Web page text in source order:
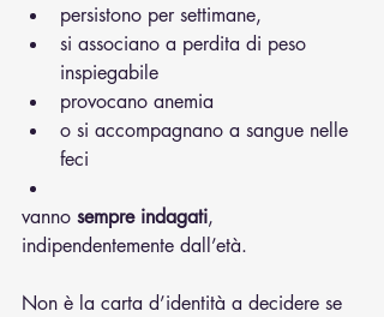
persistono per settimane,
si associano a perdita di peso
inspiegabile
provocano anemia
o si accompagnano a sangue nelle
feci
vanno sempre indagati,
indipendentemente dall’età.
Non è la carta d’identità a decidere se